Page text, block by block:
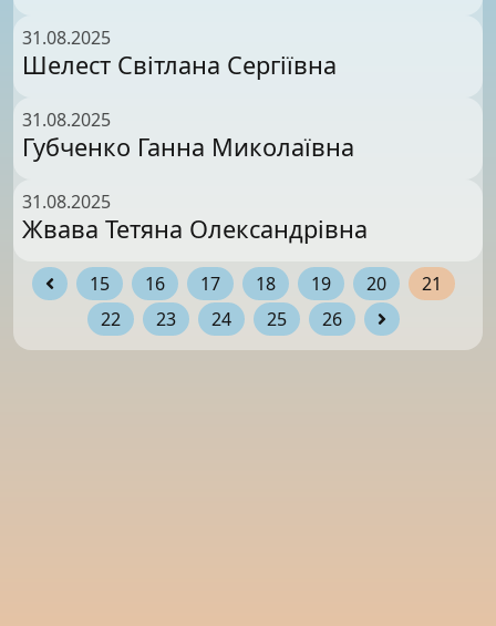
31.08.2025
Шелест Світлана Сергіївна
31.08.2025
Губченко Ганна Миколаївна
31.08.2025
Жвава Тетяна Олександрівна
15 16 17 18 19 20
21
22
23 24 25 26